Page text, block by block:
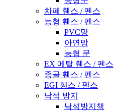
차폐 휀스 / 펜스
능형 휀스 / 펜스
PVC망
아연망
능형 문
EX 메탈 휀스 / 펜스
종골 휀스 / 펜스
EGI 휀스 / 펜스
낙석 방지
낙석방지책